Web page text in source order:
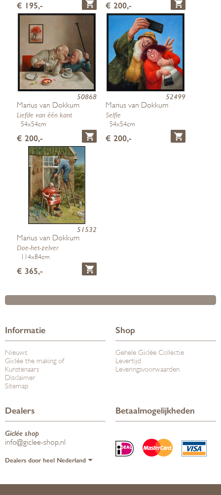
€ 195,- € 200,-
50868
Marius van Dokkum
Liefde van één kant
54x54cm
€ 200,-
52499
Marius van Dokkum
Selfie
54x54cm
€ 200,-
51532
Marius van Dokkum
Doe-het-zelver
114x84cm
€ 365,-
Informatie
Nieuws
Giclée the making of
Kunstenaars
Disclaimer
Sitemap
Shop
Gehele Giclée Collectie
Levertijd
Leveringsvoorwaarden
Dealers
Giclée shop
info@giclee-shop.nl
Dealers door heel Nederland
Betaalmogelijkheden